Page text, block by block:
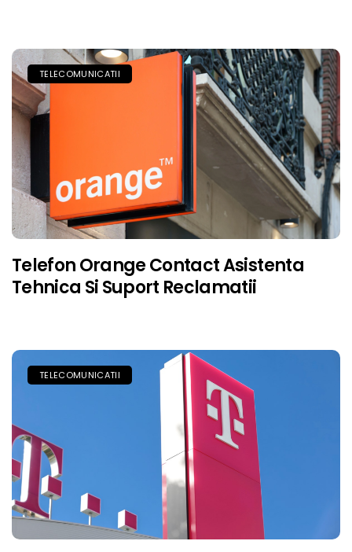
TELECOMUNICATII
Telefon Orange Contact Asistenta
Tehnica Si Suport Reclamatii
TELECOMUNICATII